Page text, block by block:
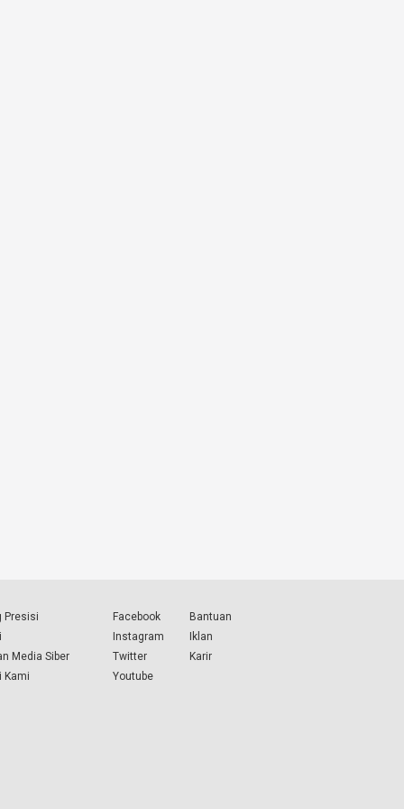
Presisi
Media Siber
Kami
Facebook
Instagram
Twitter
Youtube
Bantuan
Iklan
Karir